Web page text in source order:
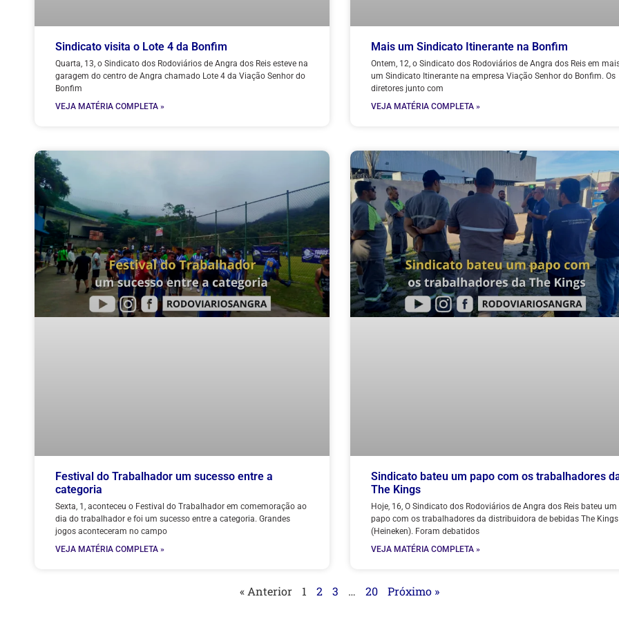
Sindicato visita o Lote 4 da Bonfim
Quarta, 13, o Sindicato dos Rodoviários de Angra dos Reis esteve na
garagem do centro de Angra chamado Lote 4 da Viação Senhor do
Bonfim
VEJA MATÉRIA COMPLETA »
Mais um Sindicato Itinerante na Bonfim
Ontem, 12, o Sindicato dos Rodoviários de Angra dos Reis em
um Sindicato Itinerante na empresa Viação Senhor do Bonfim. Os
diretores junto com
VEJA MATÉRIA COMPLETA »
Festival do Trabalhador um sucesso entre a
categoria
Sexta, 1, aconteceu o Festival do Trabalhador em comemoração ao
dia do trabalhador e foi um sucesso entre a categoria. Grandes
jogos aconteceram no campo
VEJA MATÉRIA COMPLETA »
Sindicato bateu um papo com os trabalhadores
The Kings
Hoje, 16, O Sindicato dos Rodoviários de Angra dos Reis bateu um
papo com os trabalhadores da distribuidora de bebidas The Kings
(Heineken). Foram debatidos
VEJA MATÉRIA COMPLETA »
« Anterior 1 2 3 … 20 Próximo »